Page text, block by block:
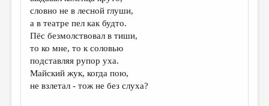
словно не в лесной глуши,
а в театре пел как будто.
Пёс безмолствовал в тиши,
то ко мне, то к соловью
подставляя рупор уха.
Майский жук, когда пою,
не взлетал - тож не без слуха?